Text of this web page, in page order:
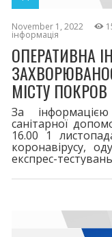
November 1, 2022
інформація
ОПЕРАТИВНА
МІСТУ ПОКРОВ
За
санітарної
16.00 1
коронавірусу,
експрес-
Шпиталізовано
щеплено
четверта - 171.